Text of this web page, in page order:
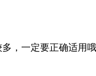
，一定要正确适用